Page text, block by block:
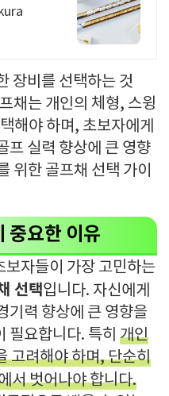
장비를 선택하는 것
채는 개인의 체형, 스윙
해야 하며, 초보자에게
프 실력 향상에 큰 영향
위한 골프채 선택 가이
중요한 이유
자들이 가장 고민하는
선택입니다. 자신에게
기력 향상에 큰 영향을
필요합니다. 특히 개인
고려해야 하며, 단순히
서 벗어나야 합니다.